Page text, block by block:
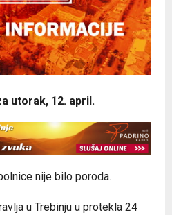
utorak, 12. april.
nije bilo poroda.
u Trebinju u protekla 24